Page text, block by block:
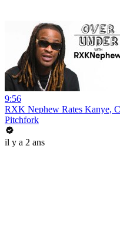
9:56
RXK Nephew Rates Kanye,
Pitchfork
il y a 2 ans